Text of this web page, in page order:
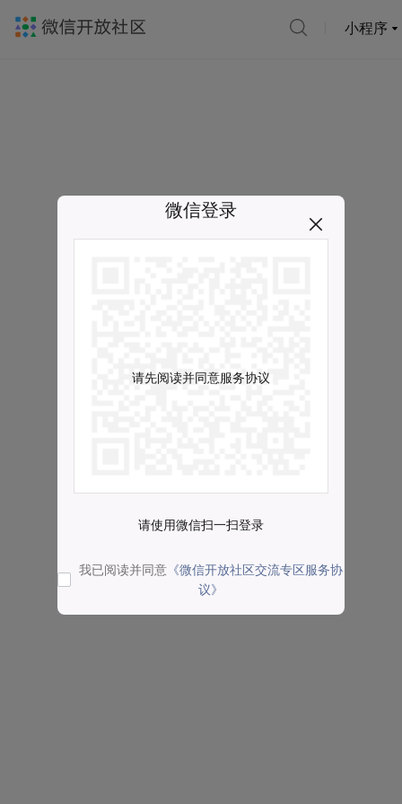
小程序
微信登录
请先阅读并同意服务协议
请使用微信扫一扫登录
我已阅读并同意 《微信开放社区交流专区服务协
议》